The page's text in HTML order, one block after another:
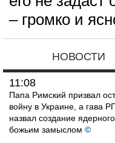
– громко и
НОВОСТИ
11:08
Папа Римский призвал
войну в Украине, а гава
назвал создание
божьим замыслом ©